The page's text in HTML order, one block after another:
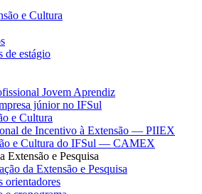
e Cultura
de estágio
Jovem Aprendiz
júnior no IFSul
e Cultura
de Incentivo à Extensão — PIIEX
e Cultura do IFSul — CAMEX
Extensão e Pesquisa
da Extensão e Pesquisa
orientadores